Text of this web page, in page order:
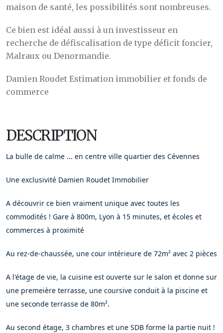
maison de santé, les possibilités sont nombreuses.
Ce bien est idéal aussi à un investisseur en
recherche de défiscalisation de type déficit foncier,
Malraux ou Denormandie.
Damien Roudet Estimation immobilier et fonds de
commerce
DESCRIPTION
La bulle de calme ... en centre ville quartier des Cévennes
Une exclusivité Damien Roudet Immobilier
A découvrir ce bien vraiment unique avec toutes les
commodités ! Gare à 800m, Lyon à 15 minutes, et écoles et
commerces à proximité
Au rez-de-chaussée, une cour intérieure de 72m² avec 2 pièces
A l'étage de vie, la cuisine est ouverte sur le salon et donne sur
une premeière terrasse, une coursive conduit à la piscine et
une seconde terrasse de 80m².
Au second étage, 3 chambres et une SDB forme la partie nuit !